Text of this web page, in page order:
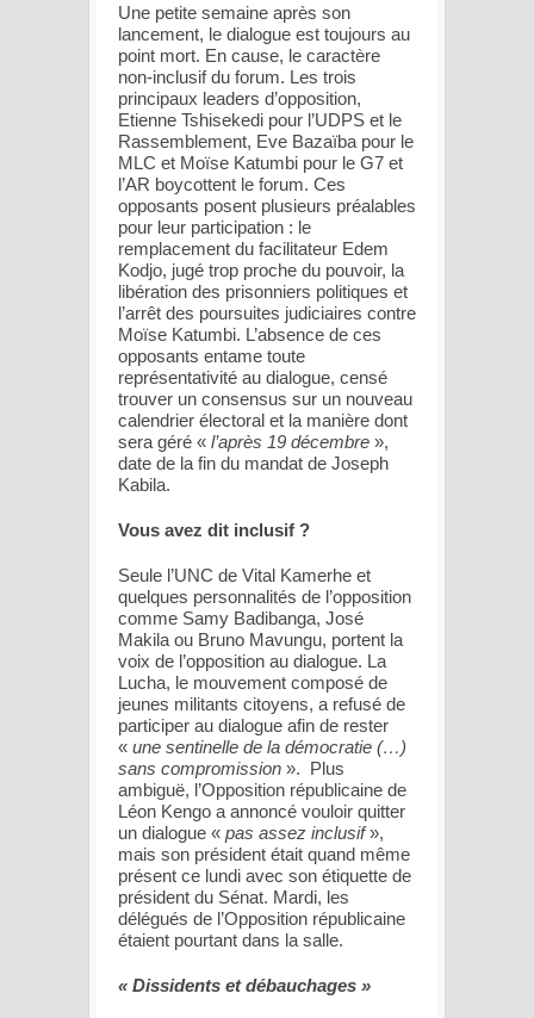
Une petite semaine après son
lancement, le dialogue est toujours au
point mort. En cause, le caractère
non-inclusif du forum. Les trois
principaux leaders d’opposition,
Etienne Tshisekedi pour l’UDPS et le
Rassemblement, Eve Bazaïba pour le
MLC et Moïse Katumbi pour le G7 et
l’AR boycottent le forum. Ces
opposants posent plusieurs préalables
pour leur participation : le
remplacement du facilitateur Edem
Kodjo, jugé trop proche du pouvoir, la
libération des prisonniers politiques et
l’arrêt des poursuites judiciaires contre
Moïse Katumbi. L’absence de ces
opposants entame toute
représentativité au dialogue, censé
trouver un consensus sur un nouveau
calendrier électoral et la manière dont
sera géré « l’après 19 décembre »,
date de la fin du mandat de Joseph
Kabila.
Vous avez dit inclusif ?
Seule l’UNC de Vital Kamerhe et
quelques personnalités de l’opposition
comme Samy Badibanga, José
Makila ou Bruno Mavungu, portent la
voix de l’opposition au dialogue. La
Lucha, le mouvement composé de
jeunes militants citoyens, a refusé de
participer au dialogue afin de rester
« une sentinelle de la démocratie (…)
sans compromission ». Plus
ambiguë, l’Opposition républicaine de
Léon Kengo a annoncé vouloir quitter
un dialogue « pas assez inclusif»,
mais son président était quand même
présent ce lundi avec son étiquette de
président du Sénat. Mardi, les
délégués de l’Opposition républicaine
étaient pourtant dans la salle.
« Dissidents et débauchages »